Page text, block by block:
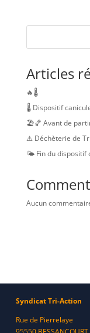
Articles
🔥🌡️
🌡️ Dispositif
🏖️🏀 Avant de
⚠️ Déchèterie de
🌤️ Fin du dispositif
Aucun
Syndicat Tri-Action
Rue de Pierrelaye